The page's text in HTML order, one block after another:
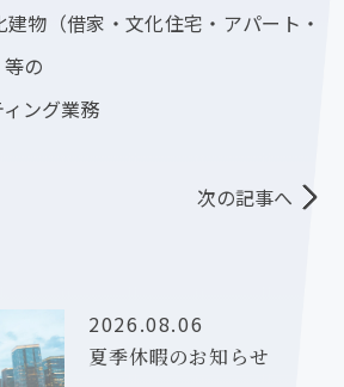
物（借家・文化住宅・アパート・
の
ング業務
次の記事へ
2026.08.06
夏季休暇のお知らせ